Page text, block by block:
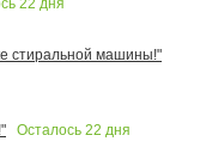
стиральной машины!"
Осталось 22 дня